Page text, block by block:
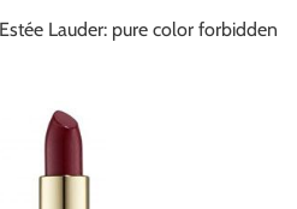
Lauder: pure color forbidden